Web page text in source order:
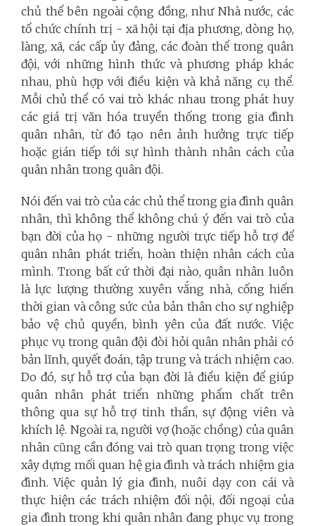
chủ thể bên ngoài cộng đồng, như Nhà nước, các
tổ chức chính trị - xã hội tại địa phương, dòng họ,
làng, xã, các cấp ủy đảng, các đoàn thể trong quân
đội, với những hình thức và phương pháp khác
nhau, phù hợp với điều kiện và khả năng cụ thể.
Mỗi chủ thể có vai trò khác nhau trong phát huy
các giá trị văn hóa truyền thống trong gia đình
quân nhân, từ đó tạo nên ảnh hưởng trực tiếp
hoặc gián tiếp tới sự hình thành nhân cách của
quân nhân trong quân đội.
Nói đến vai trò của các chủ thể trong gia đình quân
nhân, thì không thể không chú ý đến vai trò của
bạn đời của họ - những người trực tiếp hỗ trợ để
quân nhân phát triển, hoàn thiện nhân cách của
mình. Trong bất cứ thời đại nào, quân nhân luôn
là lực lượng thường xuyên vắng nhà, cống hiến
thời gian và công sức của bản thân cho sự nghiệp
bảo vệ chủ quyền, bình yên của đất nước. Việc
phục vụ trong quân đội đòi hỏi quân nhân phải có
bản lĩnh, quyết đoán, tập trung và trách nhiệm cao.
Do đó, sự hỗ trợ của bạn đời là điều kiện để giúp
quân nhân phát triển những phẩm chất trên
thông qua sự hỗ trợ tinh thần, sự động viên và
khích lệ. Ngoài ra, người vợ (hoặc chồng) của quân
nhân cũng cần đóng vai trò quan trọng trong việc
xây dựng mối quan hệ gia đình và trách nhiệm gia
đình. Việc quản lý gia đình, nuôi dạy con cái và
thực hiện các trách nhiệm đối nội, đối ngoại của
gia đình trong khi quân nhân đang phục vụ trong